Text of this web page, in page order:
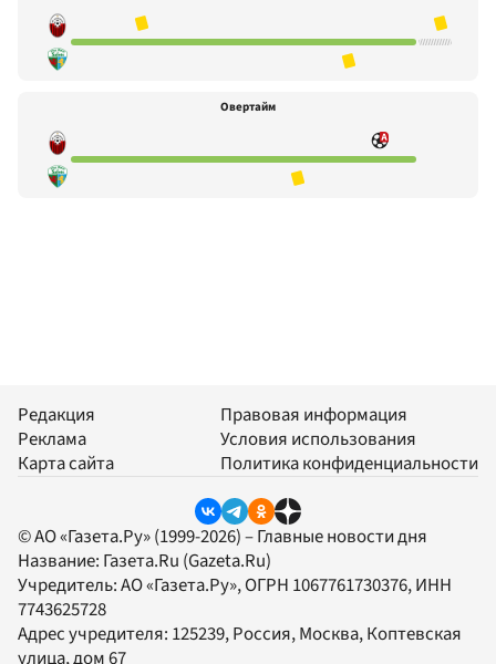
Овертайм
Редакция
Реклама
Карта сайта
Правовая информация
Условия использования
Политика конфиденциальности
© АО «Газета.Ру» (1999-2026) – Главные новости дня
Название: Газета.Ru (Gazeta.Ru)
Учредитель:АО «Газета.Ру», ОГРН 1067761730376, ИНН
7743625728
Адрес учредителя: 125239, Россия, Москва, Коптевская